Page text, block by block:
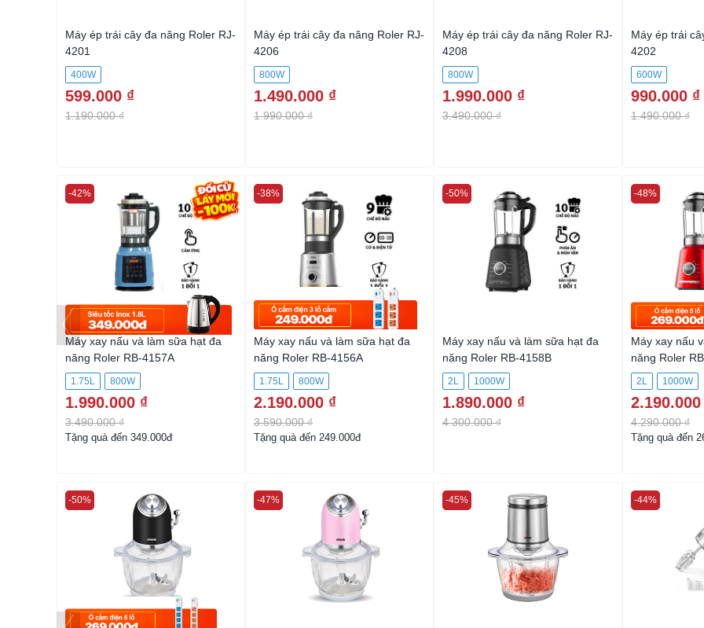
Máy ép trái cây đa năng Roler RJ-
4201
400W
599.000 ₫
1.190.000 ₫
Máy ép trái cây đa năng Roler RJ-
4206
800W
1.490.000 ₫
1.990.000 ₫
Máy ép trái cây đa năng Roler RJ-
4208
800W
1.990.000 ₫
3.490.000 ₫
Máy ép trái
4202
600W
990.000 ₫
1.490.000 ₫
Máy xay nấu và làm sữa hạt đa
năng Roler RB-4157A
1.75L 800W
1.990.000 ₫
3.490.000 ₫
-42%
Tặng quà đến 349.000đ
Máy xay nấu và làm sữa hạt đa
năng Roler RB-4156A
1.75L 800W
2.190.000 ₫
3.590.000 ₫
-38%
Tặng quà đến 249.000đ
Máy xay nấu và làm sữa hạt đa
năng Roler RB-4158B
2L 1000W
1.890.000 ₫
4.300.000 ₫
-50%
Máy xay nấu
năng Roler
2L 1000W
2.190.000
4.290.000 ₫
-48%
Tặng quà đến
-50% -47% -45% -44%